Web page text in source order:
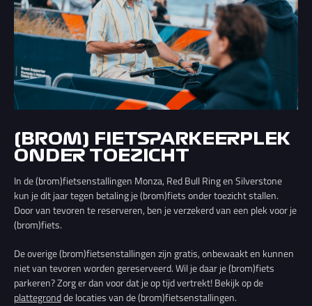
(BROM) FIETSPARKEERPLEK
ONDER TOEZICHT
In de (brom)fietsenstallingen Monza, Red Bull Ring en Silverstone
kun je dit jaar tegen betaling je (brom)fiets onder toezicht stallen.
Door van tevoren te reserveren, ben je verzekerd van een plek voor je
(brom)fiets.
De overige (brom)fietsenstallingen zijn gratis, onbewaakt en kunnen
niet van tevoren worden gereserveerd. Wil je daar je (brom)fiets
parkeren? Zorg er dan voor dat je op tijd vertrekt! Bekijk op de
plattegrondde locaties van de (brom)fietsenstallingen.